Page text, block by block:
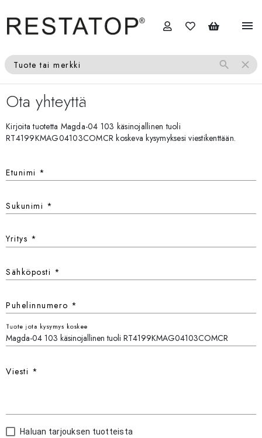
menu
Tuote tai merkki search close
Ota yhteyttä
Kirjoita tuotetta Magda-04 103 käsinojallinen tuoli
RT4199KMAG04103COMCR koskeva kysymyksesi viestikenttään.
Etunimi *
Sukunimi *
Yritys *
Sähköposti *
Puhelinnumero *
Tuote jota kysymys koskee
Viesti *
Haluan tarjouksen tuotteista